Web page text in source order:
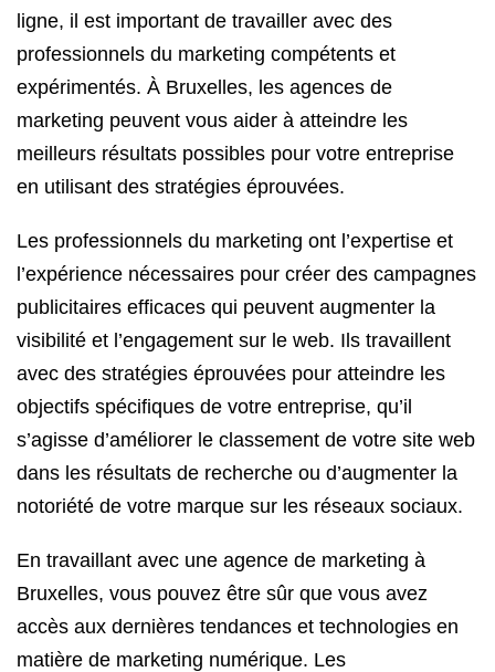
ligne, il est important de travailler avec des
professionnels du marketing compétents et
expérimentés. À Bruxelles, les agences de
marketing peuvent vous aider à atteindre les
meilleurs résultats possibles pour votre entreprise
en utilisant des stratégies éprouvées.
Les professionnels du marketing ont l’expertise et
l’expérience nécessaires pour créer des campagnes
publicitaires efficaces qui peuvent augmenter la
visibilité et l’engagement sur le web. Ils travaillent
avec des stratégies éprouvées pour atteindre les
objectifs spécifiques de votre entreprise, qu’il
s’agisse d’améliorer le classement de votre site web
dans les résultats de recherche ou d’augmenter la
notoriété de votre marque sur les réseaux sociaux.
En travaillant avec une agence de marketing à
Bruxelles, vous pouvez être sûr que vous avez
accès aux dernières tendances et technologies en
matière de marketing numérique. Les